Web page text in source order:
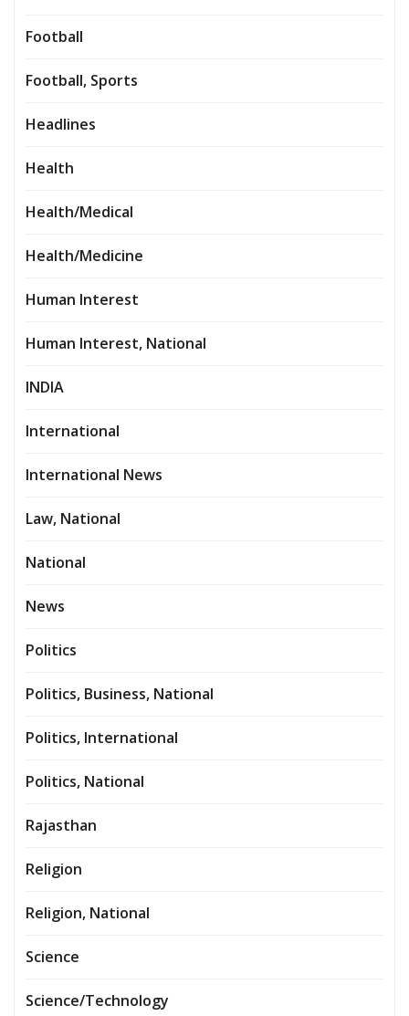
Football
Football, Sports
Headlines
Health
Health/Medical
Health/Medicine
Human Interest
Human Interest, National
INDIA
International
International News
Law, National
National
News
Politics
Politics, Business, National
Politics, International
Politics, National
Rajasthan
Religion
Religion, National
Science
Science/Technology